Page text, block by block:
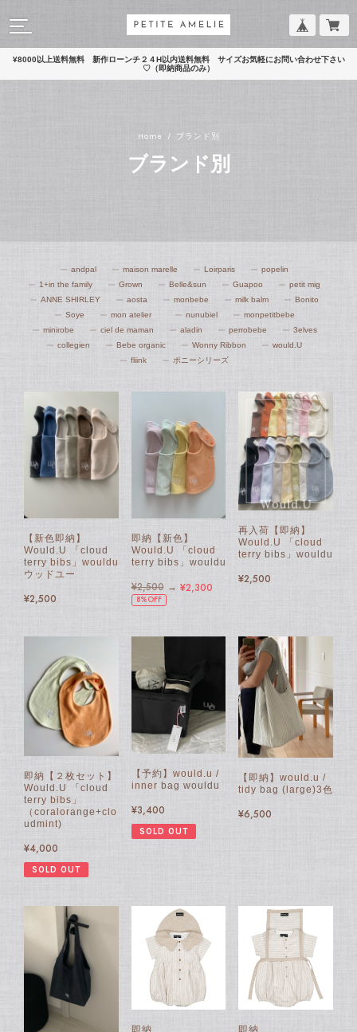
¥8000以上送料無料 新作ローンチ２４H以内送料無料 サイズお気軽にお問い合わせ下さい
♡（即納商品のみ）
Home ブランド別
ブランド別
andpal maison marelle Loirparis
popelin
1+in the family
Grown Belle&sun Guapoo
petit mig
ANNE SHIRLEY
aosta monbebe milk balm
Bonito
Soye
mon atelier nunubiel
monpetitbebe
minirobe
ciel de maman aladin perrobebe
3elves
collegien
Bebe organic Wonny Ribbon
would.U
fliink
ポニーシリーズ
【新色即納】
Would.U 「cloud
terry bibs」wouldu
ウッドユー
¥2,500
即納【新色】
Would.U 「cloud
terry bibs」wouldu
¥2,500→ ¥2,300
8%OFF
再入荷【即納】
Would.U 「cloud
terry bibs」wouldu
¥2,500
即納【２枚セット】
Would.U 「cloud
terry bibs」
（coralorange+clo
udmint)
¥4,000
SOLD OUT
【予約】would.u /
inner bag wouldu
¥3,400
SOLD OUT
【即納】would.u /
tidy bag (large)3色
¥6,500